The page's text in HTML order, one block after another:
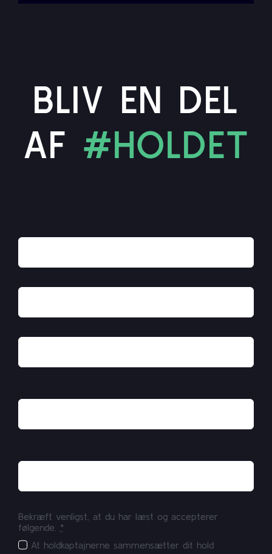
BLIV EN DEL
AF #HOLDET
Bekræft venligst, at du har læst og accepterer
følgende. *
At holdkaptajnerne sammensætter dit hold